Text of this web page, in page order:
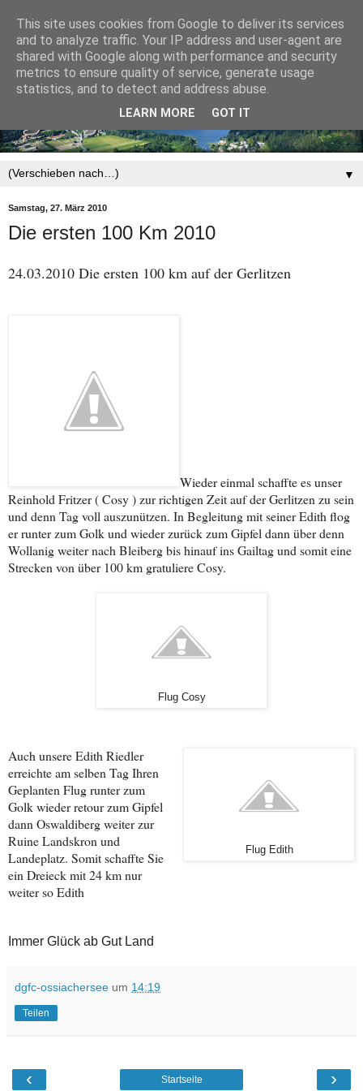
▼
Samstag, 27. März 2010
Die ersten 100 Km 2010
24.03.2010 Die ersten 100 km auf der Gerlitzen
Wieder einmal schaffte es unser
Reinhold Fritzer ( Cosy ) zur richtigen Zeit auf der Gerlitzen zu sein
und denn Tag voll auszunützen. In Begleitung mit seiner Edith flog
er runter zum Golk und wieder zurück zum Gipfel dann über denn
Wollanig weiter nach Bleiberg bishinauf ins Gailtag und somit eine
Strecken von über 100 km gratuliere Cosy.
Flug Cosy
Flug Edith
Auch unsere Edith Riedler
erreichte am selben Tag Ihren
Geplanten Flug runter zum
Golkwieder retour zum Gipfel
dann Oswaldiberg weiter zur
Ruine Landskron und
Landeplatz. Somit schaffte Sie
ein Dreieck mit 24 km nur
weiter so Edith
Immer Glück ab Gut Land
dgfc-ossiachersee um 14:19
Teilen
‹ ›
Startseite
This site uses cookies from Google to deliver its services
and to analyze traffic. Your IP address and user-agent are
shared with Google along with performance and security
metrics to ensure quality of service, generate usage
statistics, and to detect and address abuse.
LEARN MORE GOT IT